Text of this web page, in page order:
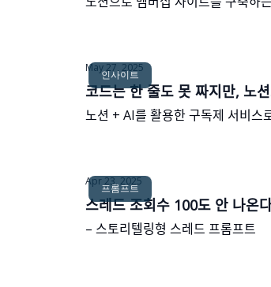
인사이트
May 27, 2025
코드는 한 줄도 못 짜지만,
노션 + AI를 활용한 구독제
프롬프트
Apr 23, 2025
스레드 조회수 100도 안
– 스토리텔링형 스레드 프롬프트